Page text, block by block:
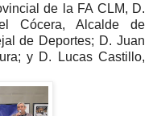
de la FA CLM, D.
Cócera,Alcalde de
de Deportes; D. Juan
y D. Lucas Castillo,